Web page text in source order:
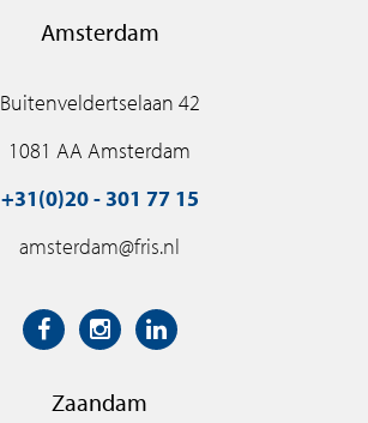
Amsterdam
Buitenveldertselaan 42
1081 AA Amsterdam
+31(0)20 - 301 77 15
amsterdam@fris.nl
Zaandam